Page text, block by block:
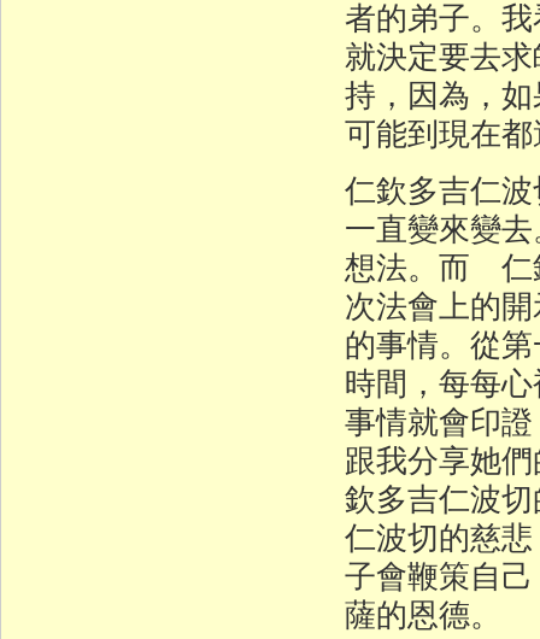
者的弟子。
就決定要去
持，因為，
可能到現在
仁欽多吉仁
一直變來變
想法。而 仁
次法會上的
的事情。從
時間，每每
事情就會印
跟我分享她
欽多吉仁波
仁波切的慈
子會鞭策自
薩的恩德。